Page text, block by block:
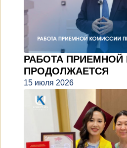
РАБОТА
ПРОДОЛЖАЕТСЯ
15 июля 2026